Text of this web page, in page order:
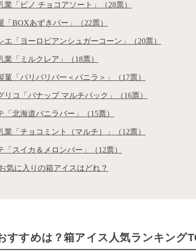
業「ピノ チョコアソート」（28票）
「BOXあずきバー」（22票）
エ「ヨーロピアンシュガーコーン」（20票）
業「ミルクレア」（18票）
菓「パリパリバー＜バニラ＞」（17票）
リコ「パナップ マルチパック」（16票）
「北海道バニラバー」（15票）
業「チョコミント（マルチ）」（12票）
「スイカ＆メロンバー」（12票）
気に入りの箱アイスはどれ？
すすめは？箱アイス人気ランキング